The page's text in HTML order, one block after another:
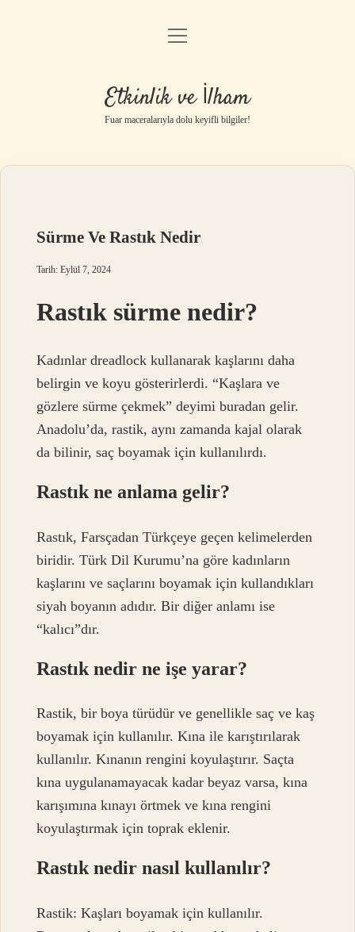
Anasayfa
Gizlilik Politikası
Yasal Uyarı
menüyü
Etkinlik ve İlham
Fuar maceralarıyla dolu keyifli bilgiler!
Sürme Ve Rastık Nedir
Tarih: Eylül 7, 2024
Rastık sürme nedir?
Kadınlar dreadlock kullanarak kaşlarını daha
belirgin ve koyu gösterirlerdi. “Kaşlara ve
gözlere sürme çekmek” deyimi buradan gelir.
Anadolu’da, rastik, aynı zamanda kajal olarak
da bilinir, saç boyamak için kullanılırdı.
Rastık ne anlama gelir?
Rastık, Farsçadan Türkçeye geçen kelimelerden
biridir. Türk Dil Kurumu’na göre kadınların
kaşlarını ve saçlarını boyamak için kullandıkları
siyah boyanın adıdır. Bir diğer anlamı ise
“kalıcı”dır.
Rastık nedir ne işe yarar?
Rastik, bir boya türüdür ve genellikle saç ve kaş
boyamak için kullanılır. Kına ile karıştırılarak
kullanılır. Kınanın rengini koyulaştırır. Saçta
kına uygulanamayacak kadar beyaz varsa, kına
karışımına kınayı örtmek ve kına rengini
koyulaştırmak için toprak eklenir.
Rastık nedir nasıl kullanılır?
Rastik: Kaşları boyamak için kullanılır.